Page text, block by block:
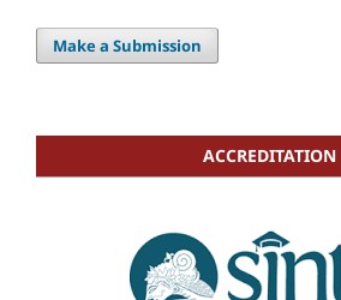
Make a Submission
ACCREDITATION